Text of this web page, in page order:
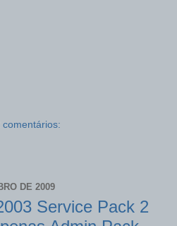
comentários:
DE 2009
Service Pack 2